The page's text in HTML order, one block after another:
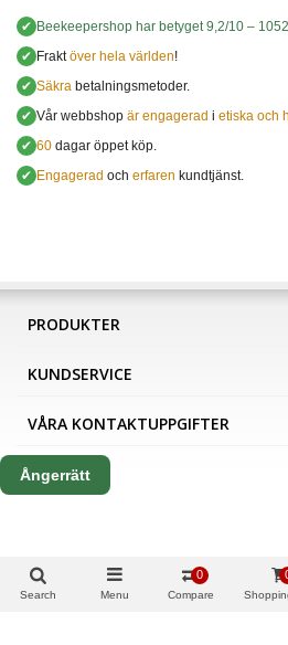
✔ Beekeepershop har betyget 9,2/10 – 1052
✔ Fraktöver hela världen!
✔ Säkra betalningsmetoder.
✔ Vår webbshop är engagerad i etiska och
✔ 60 dagar öppet köp.
✔ Engagerad och erfaren kundtjänst.
PRODUKTER
KUNDSERVICE
VÅRA KONTAKTUPPGIFTER
Ångerrätt
Search Menu Compare
0